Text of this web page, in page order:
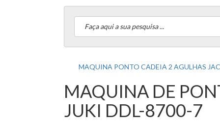
MAQUINA PONTO CADEIA 2 AGULHAS
MAQUINA DE
JUKI DDL-8700-7